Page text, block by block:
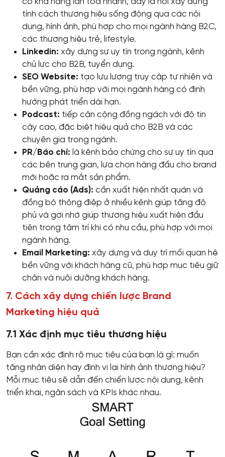
tính cách thương hiệu sống động qua các nội
dung, hình ảnh, phù hợp cho mọi ngành hàng B2C,
các thương hiệu trẻ, lifestyle.
Linkedin: xây dựng sự uy tín trong ngành, kênh
chủ lực cho B2B, tuyển dụng.
SEO Website: tạo lưu lượng truy cập tự nhiên và
bền vững, phù hợp với mọi ngành hàng có định
hướng phát triển dài hạn.
Podcast: tiếp cận cộng đồng ngách với độ tin
cậy cao, đặc biệt hiệu quả cho B2B và các
chuyên gia trong ngành.
PR/Báo chí: là kênh bảo chứng cho sự uy tín qua
các bên trung gian, lựa chọn hàng đầu cho brand
mới hoặc ra mắt sản phẩm.
Quảng cáo (Ads): cần xuất hiện nhất quán và
đồng bộ thông điệp ở nhiều kênh giúp tăng độ
phủ và gợi nhớ giúp thương hiệu xuất hiện đầu
tiên trong tâm trí khi có nhu cầu, phù hợp với mọi
ngành hàng.
Email Marketing: xây dựng và duy trì mối quan hệ
bền vững với khách hàng cũ, phù hợp mục tiêu giữ
chân và nuôi dưỡng khách hàng.
7. Cách xây dựng chiến lược Brand
Marketing hiệu quả
7.1 Xác định mục tiêu thương hiệu
Bạn cần xác định rõ mục tiêu của bạn là gì: muốn
tăng nhận diện hay định vị lại hình ảnh thương hiệu?
Mỗi mục tiêu sẽ dẫn đến chiến lược nội dung, kênh
triển khai, ngân sách và KPIs khác nhau.